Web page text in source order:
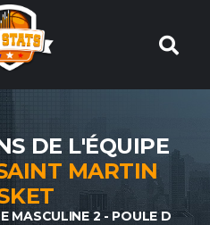
DE L'ÉQUIPE
MARTIN
MASCULINE 2 - POULE D